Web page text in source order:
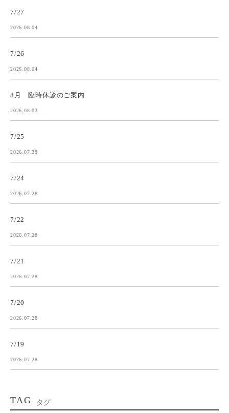
7/27
2026.08.04
7/26
2026.08.04
8月 臨時休診のご案内
2026.08.03
7/25
2026.07.28
7/24
2026.07.28
7/22
2026.07.28
7/21
2026.07.28
7/20
2026.07.28
7/19
2026.07.28
TAG タグ